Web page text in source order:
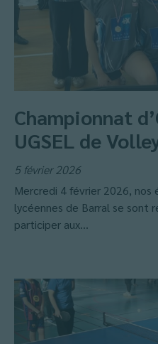
Championnat
UGSEL de
5 février 2026
Mercredi 4 février 2026, nos
lycéennes de Barral se sont
participer aux...